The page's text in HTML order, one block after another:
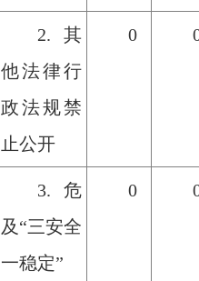
2.其
他法律行
政法规禁
止公开
0
3.危
及“三安全
一稳定”
0